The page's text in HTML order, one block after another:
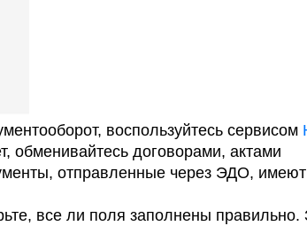
воспользуйтесь сервисом
обменивайтесь договорами, актами
отправленные через ЭДО,
все ли поля заполнены правильно.